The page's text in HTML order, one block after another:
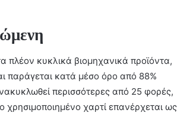
πλέον κυκλικά βιομηχανικά προϊόντα,
παράγεται κατά μέσο όρο από 88%
περισσότερες από 25 φορές,
χρησιμοποιημένο χαρτί επανέρχεται ως